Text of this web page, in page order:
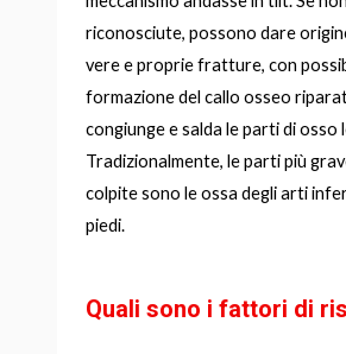
riconosciute, possono dare
vere e proprie fratture, con
formazione del callo osseo
congiunge e salda le parti di osso
Tradizionalmente, le parti più
colpite sono le ossa degli arti
piedi.
Quali sono i fattori di